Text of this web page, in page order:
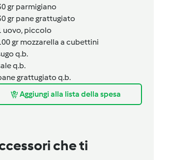
gr parmigiano
gr pane grattugiato
uovo, piccolo
gr mozzarella a cubettini
q.b.
q.b.
grattugiato q.b.
Aggiungi alla lista della spesa
che ti